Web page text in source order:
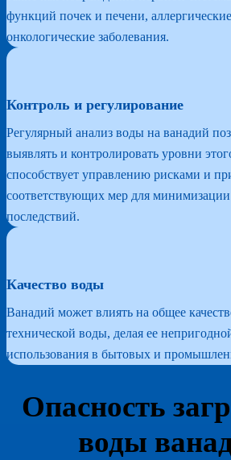
функций почек и печени,
онкологические заболевания.
Контроль и регулирование
Регулярный анализ воды на ванадий
выявлять и контролировать уровни
способствует управлению рисками и
соответствующих мер для
последствий.
Качество воды
Ванадий может влиять на общее
технической воды, делая ее
использования в бытовых и
Опасность
воды